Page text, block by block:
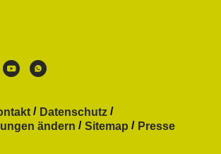
Datenschutz
ändern
Sitemap Presse